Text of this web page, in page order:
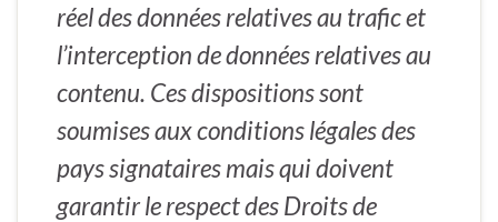
réel des données relatives au trafic et
l’interception de données relatives au
contenu. Ces dispositions sont
soumises aux conditions légales des
pays signataires mais qui doivent
garantir le respect des Droits de